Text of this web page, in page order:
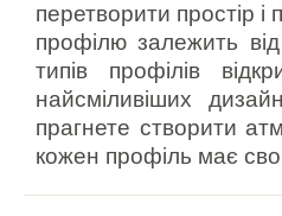
перетворити простір і
профілю залежить
типів профілів
найсміливіших
прагнете створити
кожен профіль має